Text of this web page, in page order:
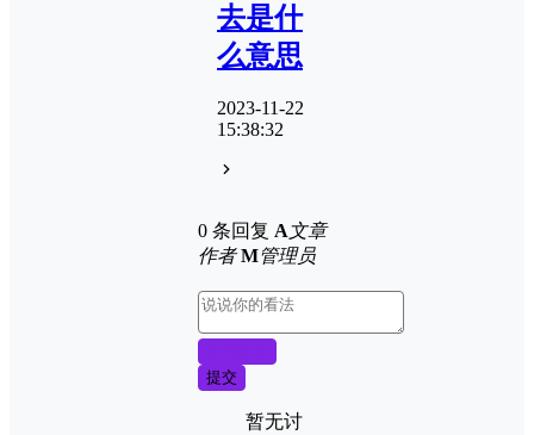
去是什
么意思
2023-11-22
15:38:32
0 条回复 A文章
作者 M管理员
提交
暂无讨